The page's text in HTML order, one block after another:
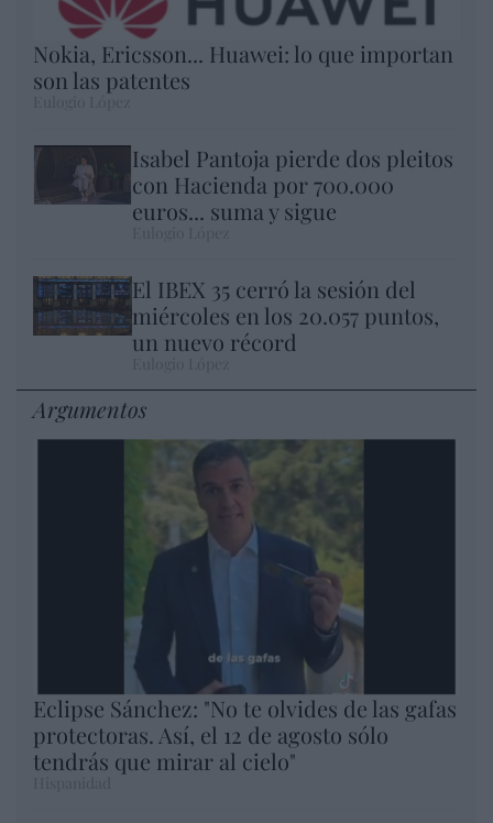
Nokia, Ericsson... Huawei: lo que importan
son las patentes
Isabel Pantoja pierde dos pleitos
con Hacienda por 700.000
euros... suma y sigue
El IBEX 35 cerró la sesión del
miércoles en los 20.057 puntos,
un nuevo récord
Argumentos
Eclipse Sánchez: "No te olvides de las gafas
protectoras. Así, el 12 de agosto sólo
tendrás que mirar al cielo"